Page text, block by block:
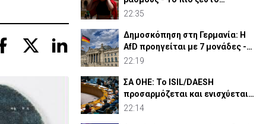
καλοκαίρι των 100 χρόνων
22:35
Δημοσκόπηση στη Γερμανία: Η
AfD προηγείται με 7 μονάδες -
Διεύρυνε τη διαφορά
22:19
ΣΑ ΟΗΕ: Το ISIL/DAESH
προσαρμόζεται και ενισχύεται
στην Αφρική - Πώς απειλεί
22:14